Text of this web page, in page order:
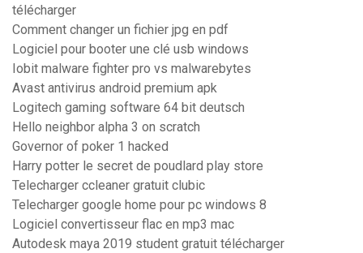
télécharger
Comment changer un fichier jpg en pdf
Logiciel pour booter une clé usb windows
Iobit malware fighter pro vs malwarebytes
Avast antivirus android premium apk
Logitech gaming software 64 bit deutsch
Hello neighbor alpha 3 on scratch
Governor of poker 1 hacked
Harry potter le secret de poudlard play store
Telecharger ccleaner gratuit clubic
Telecharger google home pour pc windows 8
Logiciel convertisseur flac en mp3 mac
Autodesk maya 2019 student gratuit télécharger